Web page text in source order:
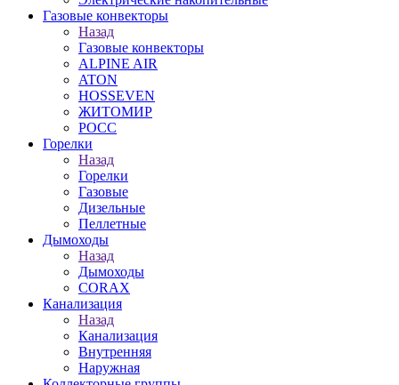
Газовые конвекторы
Назад
Газовые конвекторы
ALPINE AIR
ATON
HOSSEVEN
ЖИТОМИР
РОСС
Горелки
Назад
Горелки
Газовые
Дизельные
Пеллетные
Дымоходы
Назад
Дымоходы
CORAX
Канализация
Назад
Канализация
Внутренняя
Наружная